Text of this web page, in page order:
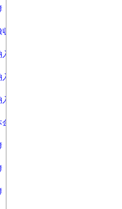
校費 京都
台帳 京都
簿 京都帝
簿 京都帝
簿 京都帝
支出伺 会
会費 京都
会費 京都
校費 京都